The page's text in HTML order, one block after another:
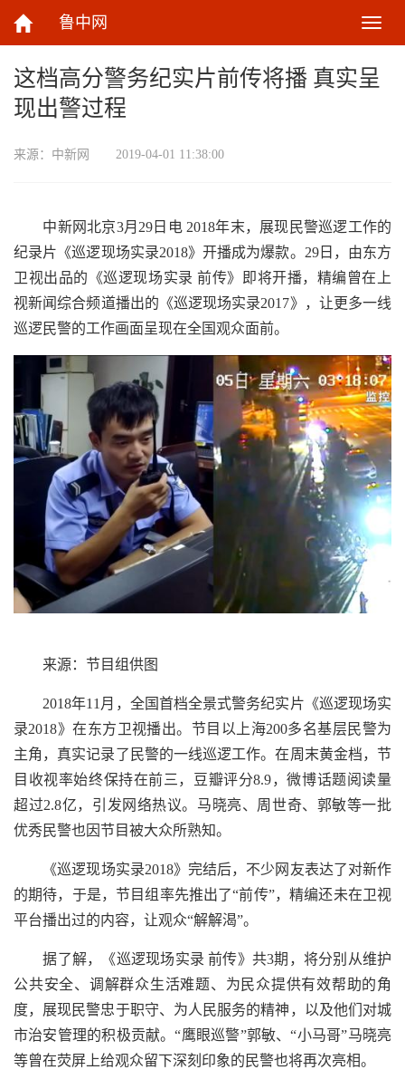
鲁中网
切
换
航
这档高分警务纪实片前传将播 真实呈
现出警过程
来源： 中新网 2019-04-01 11:38:00
中新网北京3月29日电 2018年末，展现民警巡逻工作的
纪录片《巡逻现场实录2018》开播成为爆款。29日，由东方
卫视出品的《巡逻现场实录 前传》即将开播，精编曾在上
视新闻综合频道播出的《巡逻现场实录2017》，让更多一线
巡逻民警的工作画面呈现在全国观众面前。
来源：节目组供图
2018年11月，全国首档全景式警务纪实片《巡逻现场实
录2018》在东方卫视播出。节目以上海200多名基层民警为
主角，真实记录了民警的一线巡逻工作。在周末黄金档，节
目收视率始终保持在前三，豆瓣评分8.9，微博话题阅读量
超过2.8亿，引发网络热议。马晓亮、周世奇、郭敏等一批
优秀民警也因节目被大众所熟知。
《巡逻现场实录2018》完结后，不少网友表达了对新作
的期待，于是，节目组率先推出了“前传”，精编还未在卫视
平台播出过的内容，让观众“解解渴”。
据了解，《巡逻现场实录 前传》共3期，将分别从维护
公共安全、调解群众生活难题、为民众提供有效帮助的角
度，展现民警忠于职守、为人民服务的精神，以及他们对城
市治安管理的积极贡献。“鹰眼巡警”郭敏、“小马哥”马晓亮
等曾在荧屏上给观众留下深刻印象的民警也将再次亮相。